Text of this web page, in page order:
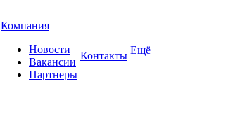
Компания
Новости
Вакансии
Партнеры
Контакты Ещё